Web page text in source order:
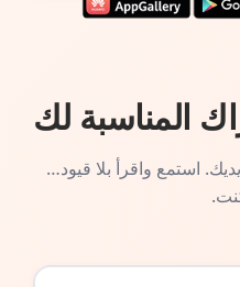
المناسبة لك
استمع واقرأ بلا قيود…